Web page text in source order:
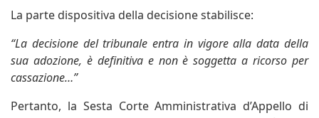
La parte dispositiva della decisione stabilisce:
“La decisione del tribunale entra in vigore alla data della
sua adozione, è definitiva e non è soggetta a ricorso per
cassazione…”
Pertanto, la Sesta Corte Amministrativa d’Appello di